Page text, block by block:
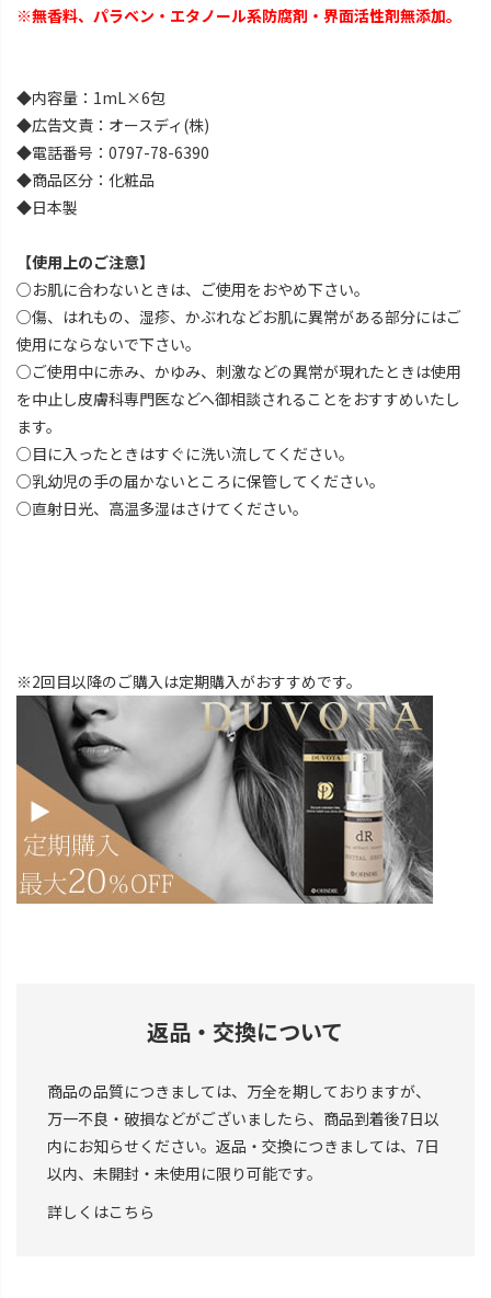
※無香料、パラベン・エタノール系防腐剤・界面活性剤無添加。
◆内容量：1mL×6包
◆広告文責：オースディ(株)
◆電話番号：0797-78-6390
◆商品区分：化粧品
◆日本製
【使用上のご注意】
○お肌に合わないときは、ご使用をおやめ下さい。
○傷、はれもの、湿疹、かぶれなどお肌に異常がある部分にはご
使用にならないで下さい。
○ご使用中に赤み、かゆみ、刺激などの異常が現れたときは使用
を中止し皮膚科専門医などへ御相談されることをおすすめいたし
ます。
○目に入ったときはすぐに洗い流してください。
○乳幼児の手の届かないところに保管してください。
○直射日光、高温多湿はさけてください。
※2回目以降のご購入は定期購入がおすすめです。
返品・交換について
商品の品質につきましては、万全を期しておりますが、
万一不良・破損などがございましたら、商品到着後7日以
内にお知らせください。返品・交換につきましては、7日
以内、未開封・未使用に限り可能です。
詳しくはこちら